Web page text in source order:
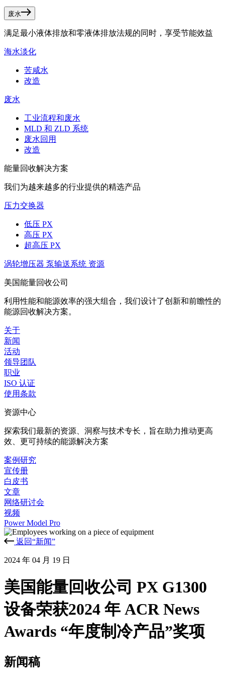
废水
满足最小液体排放和零液体排放法规的同时，享受节能效益
海水淡化
苦咸水
改造
废水
工业流程和废水
MLD 和 ZLD 系统
废水回用
改造
能量回收解决方案
我们为越来越多的行业提供的精选产品
压力交换器
低压 PX
高压 PX
超高压 PX
涡轮增压器 泵输送系统 资源
美国能量回收公司
利用性能和能源效率的强大组合，我们设计了创新和前瞻性的
能源回收解决方案。
关于
新闻
活动
领导团队
职业
ISO 认证
使用条款
资源中心
探索我们最新的资源、洞察与技术专长，旨在助力推动更高
效、更可持续的能源解决方案
案例研究
宣传册
白皮书
文章
网络研讨会
视频
Power Model Pro
返回“新闻”
2024 年 04 月 19 日
美国能量回收公司 PX G1300
设备荣获2024 年 ACR News
Awards “年度制冷产品”奖项
新闻稿